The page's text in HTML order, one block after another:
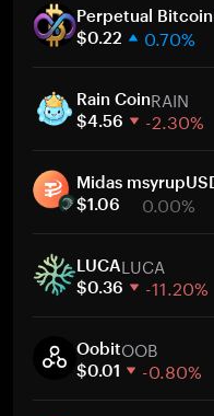
30 días
Capitalización de
Perpetual Bitcoin
$0.22 0.70%
30 días
Capitalización de
Rain CoinRAIN
$4.56 -2.30%
30 días
Capitalización de
Midas
$1.06 0.00%
30 días
Capitalización de
LUCALUCA
$0.36 -11.20%
30 días
Capitalización de
OobitOOB
$0.01 -0.80%